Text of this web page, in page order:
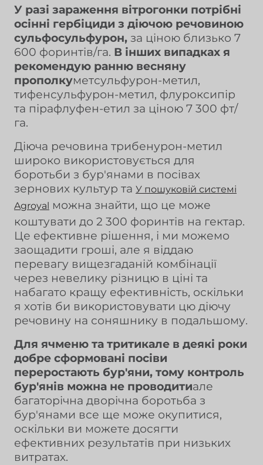
У разі зараження вітрогонки потрібні
осінні гербіциди з діючою речовиною
сульфосульфурон, за ціною близько 7
600 форинтів/га. В інших випадках я
рекомендую ранню весняну
прополкуметсульфурон-метил,
тифенсульфурон-метил, флуроксипір
та пірафлуфен-етил за ціною 7 300 фт/
га.
Діюча речовина трибенурон-метил
широко використовується для
боротьби з бур'янами в посівах
зернових культур та У пошуковій системі
Agroyal можна знайти, що це може
коштувати до 2 300 форинтів на гектар.
Це ефективне рішення, і ми можемо
заощадити гроші, але я віддаю
перевагу вищезгаданій комбінації
через невелику різницю в ціні та
набагато кращу ефективність, оскільки
я хотів би використовувати цю діючу
речовину на соняшнику в подальшому.
Для ячменю та тритикале в деякі роки
добре сформовані посіви
переростають бур'яни, тому контроль
бур'янів можна не проводитиале
багаторічна дворічна боротьба з
бур'янами все ще може окупитися,
оскільки ви можете досягти
ефективних результатів при низьких
витратах.